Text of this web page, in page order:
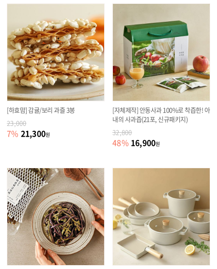
[하효맘] 감귤/보리 과즐 3봉
23,000
7% 21,300원
[자체제작] 안동사과 100%로 착즙한! 아
내의 사과즙(21포, 신규패키지)
32,800
48% 16,900원